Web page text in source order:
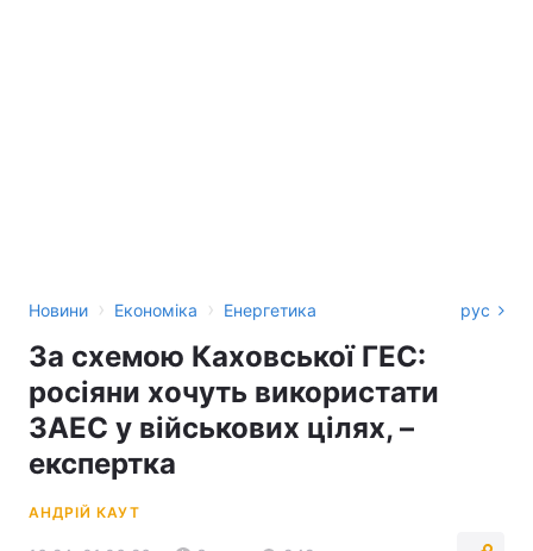
Новини › Економіка › Енергетика рус
За схемою Каховської ГЕС:
росіяни хочуть використати
ЗАЕС у військових цілях, –
експертка
АНДРІЙ КАУТ